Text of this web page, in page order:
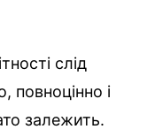
слід
повноцінно і
залежить.